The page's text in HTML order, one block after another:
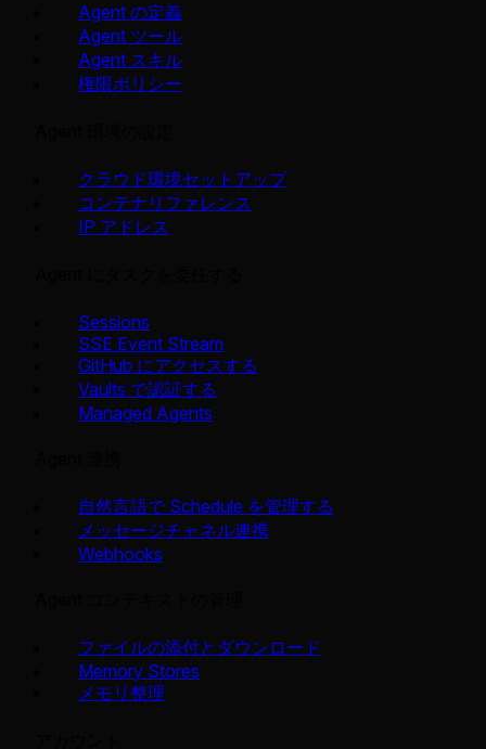
Agent の定義
Agent ツール
Agent スキル
権限ポリシー
クラウド環境セットアップ
コンテナリファレンス
IP アドレス
Sessions
SSE Event Stream
GitHub にアクセスする
Vaults で認証する
Managed Agents
自然言語で Schedule を管理する
メッセージチャネル連携
Webhooks
ファイルの添付とダウンロード
Memory Stores
メモリ整理